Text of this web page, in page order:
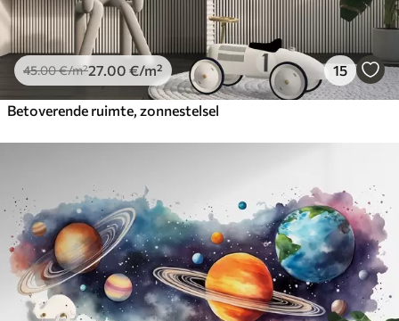
45.00€/m²27 .00 €/m² 15
Betoverende ruimte, zonnestelsel